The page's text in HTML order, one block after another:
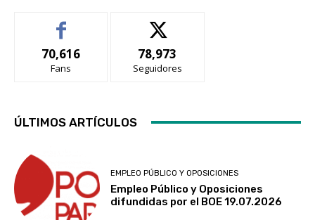
70,616
Fans
78,973
Seguidores
ÚLTIMOS ARTÍCULOS
EMPLEO PÚBLICO Y OPOSICIONES
Empleo Público y Oposiciones
difundidas por el BOE 19.07.2026